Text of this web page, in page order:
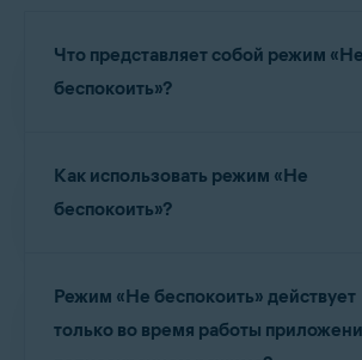
Что представляет собой режим «Не
беспокоить»?
Antivirus, которая используется для
отключения ненужных уведомлений
в полноэкранном режиме,
запускающих режим «Не
Как использовать режим «Не
беспокоить»?
беспокоить» можно в статье ниже.
Режим «Не беспокоить» действует
только во время работы